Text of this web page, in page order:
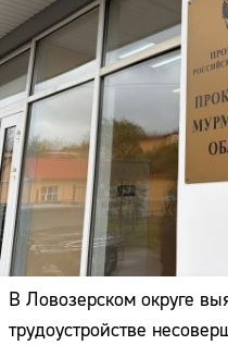
В Ловозерском округе
трудоустройстве